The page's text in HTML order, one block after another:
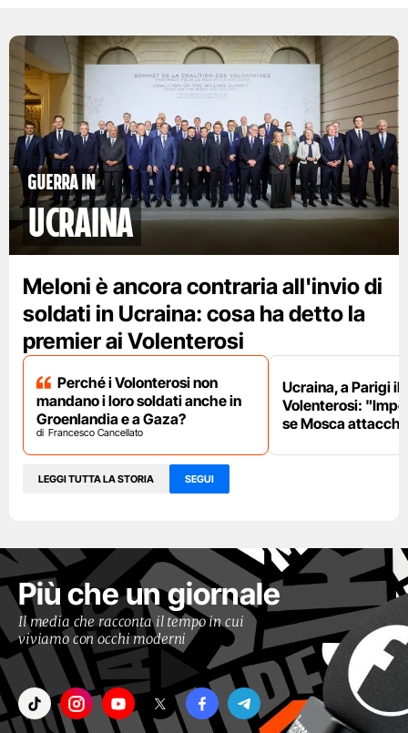
Guerra in
Ucraina
Meloni è ancora contraria all'invio di
soldati in Ucraina: cosa ha detto la
premier ai Volenterosi
Perché i Volonterosi non
mandano i loro soldati anche in
Groenlandia e a Gaza?
Francesco Cancellato
Ucraina, a Parigi il
Volenterosi:
se Mosca
LEGGI TUTTA LA STORIA SEGUI
Più che un giornale
Il media che racconta il tempo in cui
viviamo con occhi moderni